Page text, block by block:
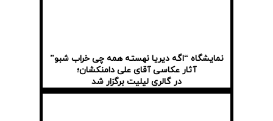
نمایشگاه “اگه دیریا نهسته همه چی خراب شبو”
آثار عکاسی آقای علی دامنکشان؛
در گالری لیلیت برگزار شد